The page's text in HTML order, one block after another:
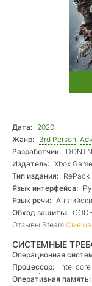
Дата: 2020
Жанр: 3rd Person,
Разработчик:
Издатель: Xbox
Тип издания: RePack
Язык интерфейса:
Язык речи:
Обход защиты:
Отзывы Steam:
СИСТЕМНЫЕ
Операционная
Процессор: Intel
4C / 4T)
Оперативная память: